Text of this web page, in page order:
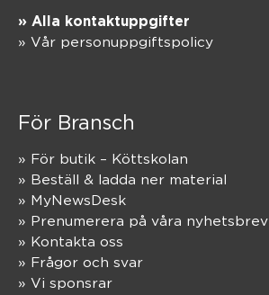
» Alla kontaktuppgifter
» Vår personuppgiftspolicy
För Bransch
» För butik – Köttskolan
» Beställ & ladda ner material
» MyNewsDesk
» Prenumerera på våra nyhetsbrev
» Kontakta oss
» Frågor och svar
» Vi sponsrar